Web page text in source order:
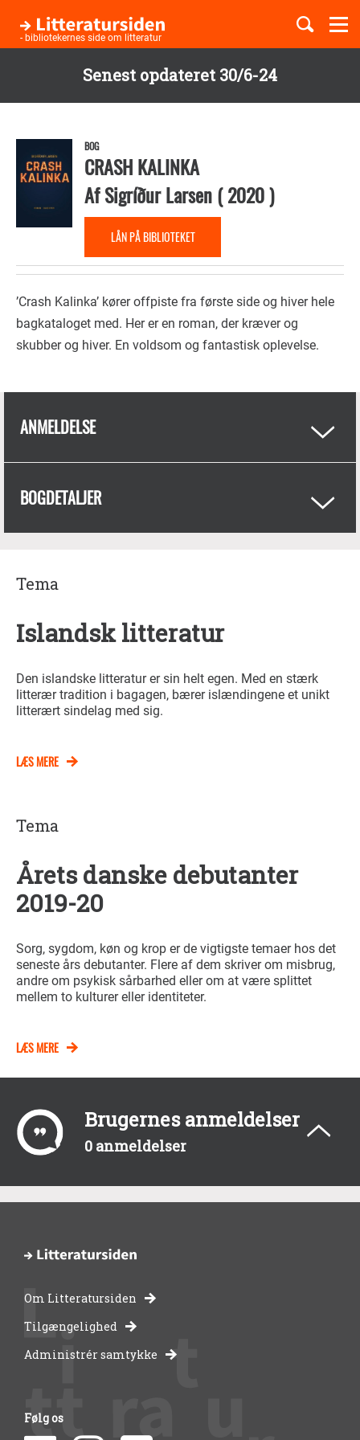
Senest opdateret 30/6-24
hovedindhold
- bibliotekernes side om litteratur
Børnebøger
Temaer
BOG
CRASH KALINKA
AfSigríður Larsen(2020)
LÅN PÅ BIBLIOTEKET
’Crash Kalinka’ kører offpiste fra første side og hiver hele
bagkataloget med. Her er en roman, der kræver og
skubber og hiver. En voldsom og fantastisk oplevelse.
ANMELDELSE
BOGDETALJER
Tema
Islandsk litteratur
Den islandske litteratur er sin helt egen. Med en stærk
litterær tradition i bagagen, bærer islændingene et unikt
litterært sindelag med sig.
LÆS MERE
Tema
Årets danske debutanter
2019-20
Sorg, sygdom, køn og krop er de vigtigste temaer hos det
seneste års debutanter. Flere af dem skriver om misbrug,
andre om psykisk sårbarhed eller om at være splittet
mellem to kulturer eller identiteter.
LÆS MERE
Brugernes anmeldelser
0 anmeldelser
-
bibliotekernes
side
Om Litteratursiden
Tilgængelighed
Administrér samtykke
Følg os